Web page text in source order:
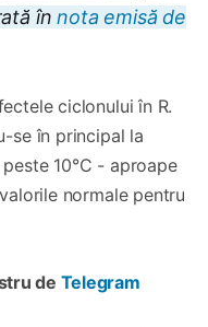
înnota emisă de
ciclonului în R.
se în principal la
10°C - aproape
normale pentru
de Telegram